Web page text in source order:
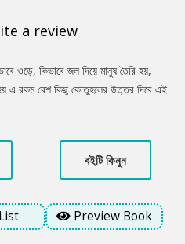
a review
ওড়ে, কিভাবে জল দিয়ে মানুষ তৈরি হয়,
হয় এ রকম বেশ কিছু কৌতুহলের উত্তর দিবে এই
বইটি কিনুন
Preview Book